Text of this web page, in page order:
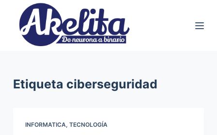
Etiqueta ciberseguridad
INFORMATICA, TECNOLOGÍA